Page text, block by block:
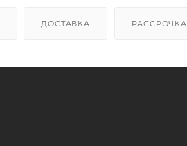
ДОСТАВКА РАССРОЧКА